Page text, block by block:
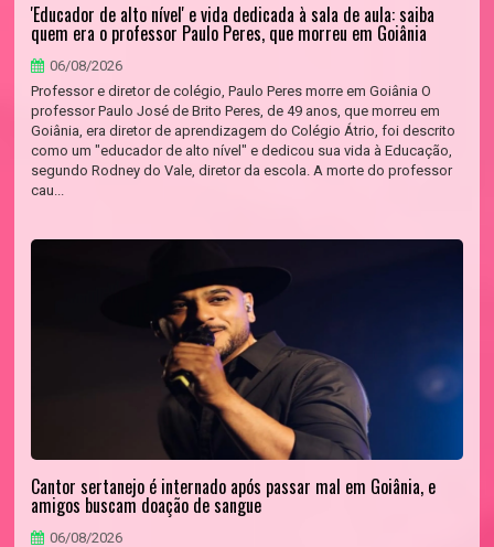
'Educador de alto nível' e vida dedicada à sala de aula: saiba
quem era o professor Paulo Peres, que morreu em Goiânia
06/08/2026
Professor e diretor de colégio, Paulo Peres morre em Goiânia O
professor Paulo José de Brito Peres, de 49 anos, que morreu em
Goiânia, era diretor de aprendizagem do Colégio Átrio, foi descrito
como um "educador de alto nível" e dedicou sua vida à Educação,
segundo Rodney do Vale, diretor da escola. A morte do professor
cau...
Cantor sertanejo é internado após passar mal em Goiânia, e
amigos buscam doação de sangue
06/08/2026